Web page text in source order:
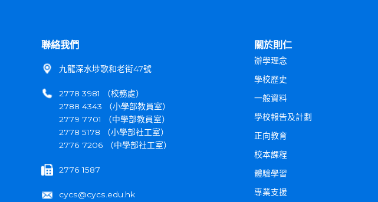
聯絡我們
九龍深水埗歌和老街47號
2778 3981 （校務處）
2788 4343 （小學部教員室）
2779 7701 （中學部教員室）
2778 5178 （小學部社工室）
2776 7206 （中學部社工室）
2776 1587
cycs@cycs.edu.hk
關於則仁
辦學理念
學校歷史
一般資料
學校報告及計劃
正向教育
校本課程
體驗學習
專業支援